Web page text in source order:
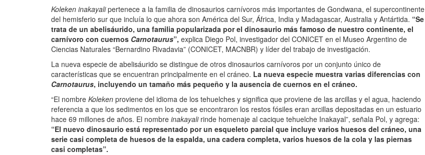
Koleken inakayalipertenece a la familia de dinosaurios carnívoros más importantes de Gondwana, el supercontinente
del hemisferio sur que incluía lo que ahora son América del Sur, África, India y Madagascar, Australia y Antártida. “Se
trata de un abelisáurido, una familia popularizada por el dinosaurio más famoso de nuestro continente, el
carnívoro con cuernos Carnotaurus”, explica Diego Pol, investigador del CONICET en el Museo Argentino de
Ciencias Naturales “Bernardino Rivadavia” (CONICET, MACNBR) y líder del trabajo de investigación.
La nueva especie de abelisáurido se distingue de otros dinosaurios carnívoros por un conjunto único de
características que se encuentran principalmente en el cráneo. La nueva especie muestra varias diferencias con
Carnotaurus, incluyendo un tamaño más pequeño y la ausencia de cuernos en el cráneo.
“El nombre Koleken proviene del idioma de los tehuelches y significa que proviene de las arcillas y el agua, haciendo
referencia a que los sedimentos en los que se encontraron los restos fósiles eran arcillas depositadas en un estuario
hace 69 millones de años. El nombre inakayalirinde homenaje al cacique tehuelche Inakayal”, señala Pol, y agrega:
“El nuevo dinosaurio está representado por un esqueleto parcial que incluye varios huesos del cráneo, una
serie casi completa de huesos de la espalda, una cadera completa, varios huesos de la cola y las piernas
casi completas”.